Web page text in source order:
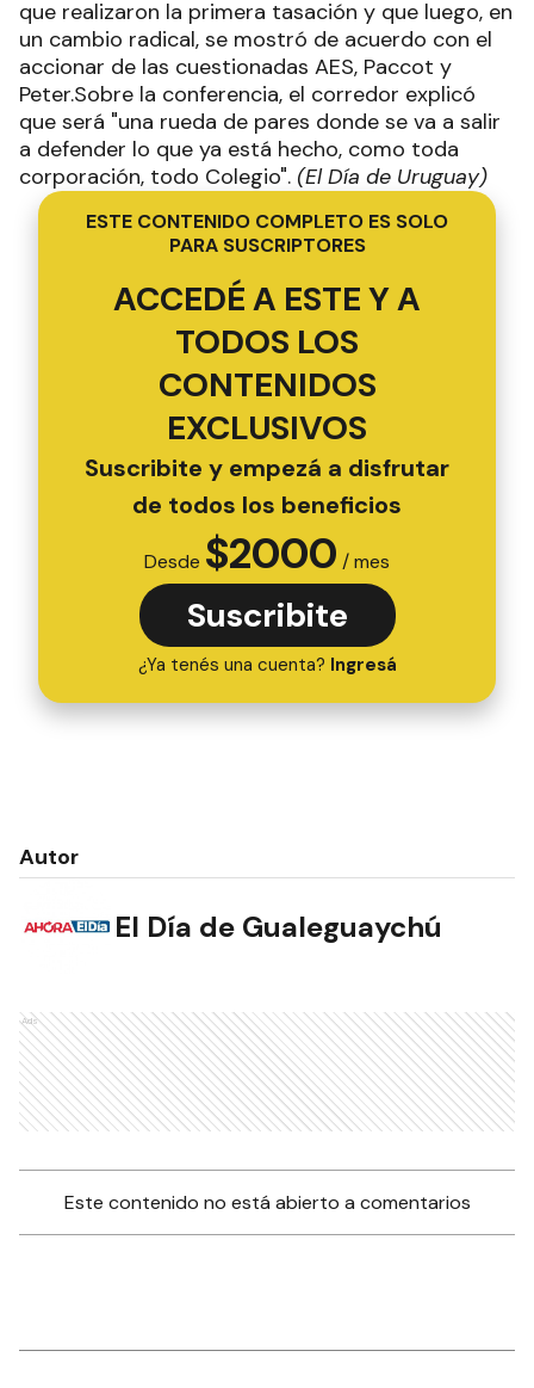
que realizaron la primera tasación y que luego, en
un cambio radical, se mostró de acuerdo con el
accionar de las cuestionadas AES, Paccot y
Peter.Sobre la conferencia, el corredor explicó
que será "una rueda de pares donde se va a salir
a defender lo que ya está hecho, como toda
corporación, todo Colegio". (El Día de Uruguay)
ESTE CONTENIDO COMPLETO ES SOLO
PARA SUSCRIPTORES
ACCEDÉ A ESTE Y A
TODOS LOS
CONTENIDOS
EXCLUSIVOS
Suscribite y empezá a disfrutar
de todos los beneficios
Desde $2000 / mes
Suscribite
¿Ya tenés una cuenta? Ingresá
Autor
El Día de Gualeguaychú
Ads
Este contenido no está abierto a comentarios